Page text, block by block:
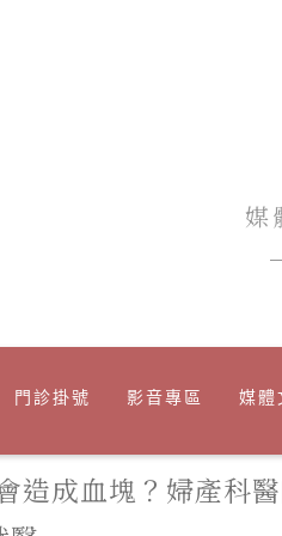
媒
門診掛號 影音專區 媒體
造成血塊？婦產科